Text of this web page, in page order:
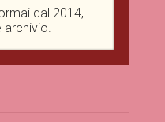
la parità di genere
dal 2014,